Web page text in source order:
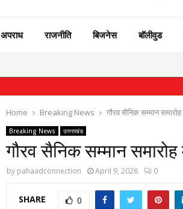
अपराध राजनीति बिजनेस बॉलीवुड
Home Breaking News गौरव सैनिक सम्मान
Breaking News उत्तराखंड
गौरव सैनिक सम्मान
by pahaadconnection April 9, 2026 0
SHARE 0